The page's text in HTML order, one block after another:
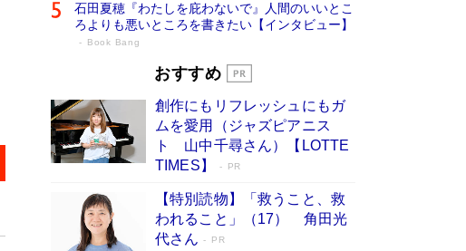
石田夏穂『わたしを庇わないで』人間のいいとこ
ろよりも悪いところを書きたい【インタビュー】
Book Bang
73歳でも働くしかない 「老後レス時代」
「『火垂るの墓』は、大嘘である」原作者が抱き
続けた“自責の念”とは…「自己憐憫は描きたくな
い」監督が徹底的にこだわったこと（後編） #
Book Bang
「なんで？ そんな馬鹿な……」90歳になった作
家・阿刀田高さんが、ひとり暮らしの生活を明か
す
Book Bang
おすすめ
創作にもリフレッシュにもガ
ムを愛用（ジャズピアニス
ト 山中千尋さん）【LOTTE
TIMES】
PR
【特別読物】「救うこと、救
われること」（17） 角田光
代さん
PR